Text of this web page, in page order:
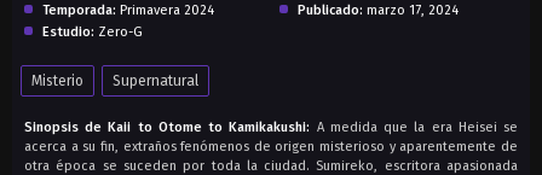
Temporada: Primavera 2024
Estudio: Zero-G
Publicado: marzo 17, 2024
Misterio Supernatural
Sinopsis de Kaii to Otome to Kamikakushi: A medida que la era Heisei se
acerca a su fin, extraños fenómenos de origen misterioso y aparentemente de
otra época se suceden por toda la ciudad. Sumireko, escritora apasionada